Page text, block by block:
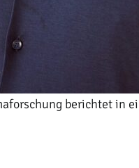
berichtet in